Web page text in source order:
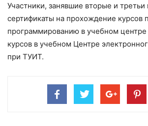
Участники, занявшие вторые и
сертификаты на прохождение курсов
программированию в учебном центре
курсов в учебном Центре
при ТУИТ.